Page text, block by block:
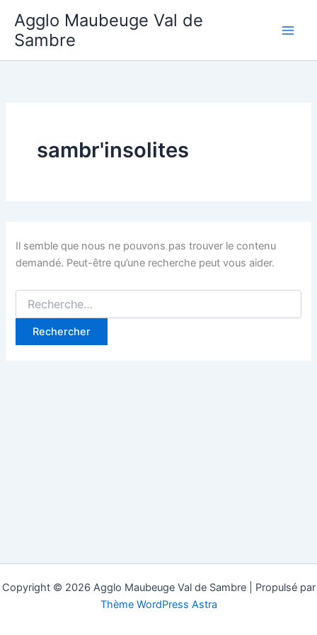
contenu
Agglo Maubeuge Val de
Sambre
sambr'insolites
Il semble que nous ne pouvons pas trouver le contenu
demandé. Peut-être qu’une recherche peut vous aider.
Rechercher :
Copyright © 2026 Agglo Maubeuge Val de Sambre | Propulsé par
Thème WordPress Astra